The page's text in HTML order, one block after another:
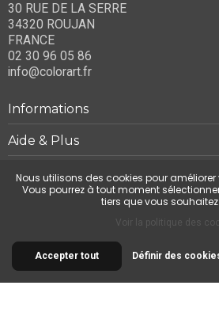
30 RUE DE LA SERRE
34320 ROUJAN
FRANCE
02 30 96 05 86
info@colorart.fr
Informations
Aide & Plus
Notre société
Contactez-nous
© 2026 Cimaise Tableau. Tous
Nous utilisons des cookies pour
Vous pourrez à tout moment
tiers que vous
Voir la politique des
Accepter tout Définir des